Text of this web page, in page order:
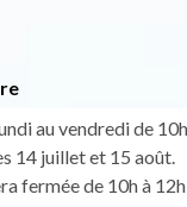
au vendredi de 10h
14 juillet et 15 août.
fermée de 10h à